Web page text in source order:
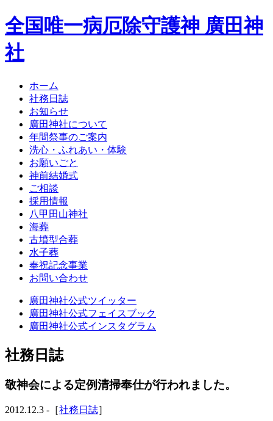
全国唯一病厄除守護神 廣田神
社
ホーム
社務日誌
お知らせ
廣田神社について
年間祭事のご案内
洗心・ふれあい・体験
お願いごと
神前結婚式
ご相談
採用情報
八甲田山神社
海葬
古墳型合葬
水子葬
奉祝記念事業
お問い合わせ
廣田神社公式ツイッター
廣田神社公式フェイスブック
廣田神社公式インスタグラム
社務日誌
敬神会による定例清掃奉仕が行われました。
2012.12.3 -［社務日誌］